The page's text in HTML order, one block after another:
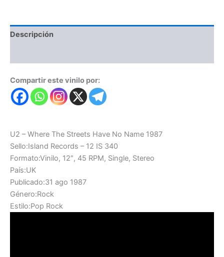
cantidad
Descripción
Compartir este vinilo por:
U2 – Where The Streets Have No Name 1987
Sello:Island Records – 12 IS 340
Formato:Vinilo, 12″, 45 RPM, Single, Stereo
País:UK
Publicado:31 ago 1987
Género:Rock
Estilo:Pop Rock